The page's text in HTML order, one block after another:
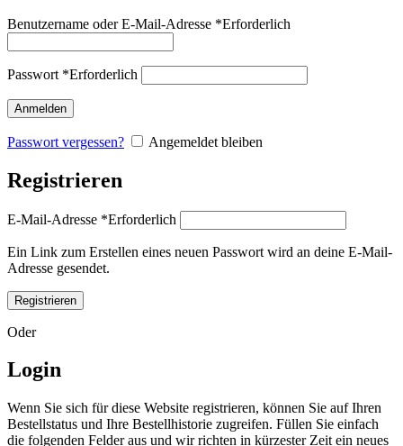
Benutzername oder E-Mail-Adresse *Erforderlich
Passwort *Erforderlich
Anmelden
Passwort vergessen? Angemeldet bleiben
Registrieren
E-Mail-Adresse *Erforderlich
Ein Link zum Erstellen eines neuen Passwort wird an deine E-Mail-
Adresse gesendet.
Registrieren
Oder
Login
Wenn Sie sich für diese Website registrieren, können Sie auf Ihren
Bestellstatus und Ihre Bestellhistorie zugreifen. Füllen Sie einfach
die folgenden Felder aus und wir richten in kürzester Zeit ein neues